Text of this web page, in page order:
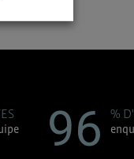
96 %